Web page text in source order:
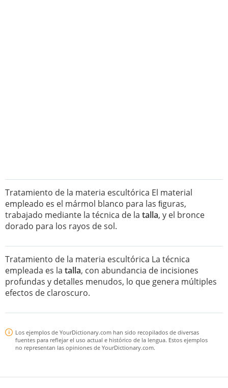
Tratamiento de la materia escultórica El material
empleado es el mármol blanco para las ﬁguras,
trabajado mediante la técnica de la talla, y el bronce
dorado para los rayos de sol.
Tratamiento de la materia escultórica La técnica
empleada es la talla, con abundancia de incisiones
profundas y detalles menudos, lo que genera múltiples
efectos de claroscuro.
Los ejemplos de YourDictionary.com han sido recopilados de diversas
fuentes para reflejar el uso actual e histórico de la lengua. Estos ejemplos
no representan las opiniones de YourDictionary.com.